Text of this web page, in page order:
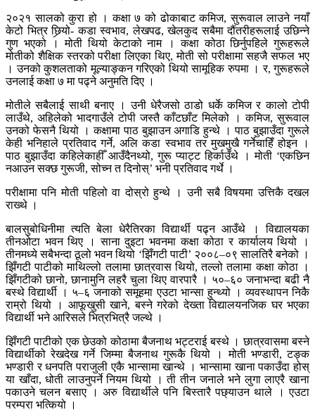
२०२१ सालको कुरा हो । कक्षा ७ को ढोकाबाट कमिज, सुरूवाल लाउने नयाँ
केटो भित्र छिर्‍यो- कडा स्वभाव, लेखपढ, खेलकुद सबैमा दौंतरीहरूलाई उछिन्ने
गुण भएको । मोती थियो केटाको नाम । कक्षा कोठा छिर्नुपहिले गुरूहरूले
मोतीको शैक्षिक स्तरको परीक्षा लिएका थिए, मोती सो परीक्षामा सहजै सफल भए
। उनको कुशलताको मूल्याङ्कन गरिएको थियो सामूहिक रुपमा । र, गुरूहरूले
उनलाई कक्षा ७ मा पढ्ने अनुमति दिए ।
मोतीले सबैलाई साथी बनाए । उनी धेरैजसो ठाडो धर्के कमिज र कालो टोपी
लाउँथे, अहिलेको भादगाउँले टोपी जस्तै काँटछाँट मिलेको । कमिज, सुरूवाल
उनको फेसनै थियो । कक्षामा पाठ बुझाउन अगाडि हुन्थे । पाठ बुझाउँदा गुरूले
केही भनिहाले प्रतिवाद गर्ने, अलि कडा स्वभाव तर मुखमुखै गर्नेचाहिँ होइन ।
पाठ बुझाउँदा कहिलेकाहीँ आउँदैनथ्यो, गुरू प्याट्ट हिर्काउँथे । मोती ‘एकछिन
नआउन सक्छ गुरूजी, सोच्न त दिनोस्’ भनी प्रतिवाद गर्थे ।
परीक्षामा पनि मोती पहिलो वा दोस्रो हुन्थे । उनी सबै विषयमा उत्तिकै दखल
राख्थे ।
बालसुबोधिनीमा त्यति बेला धेरैतिरका विद्यार्थी पढ्न आउँथे । विद्यालयका
तीनओटा भवन थिए । साना दुइटा भवनमा कक्षा कोठा र कार्यालय थियो ।
तीनमध्ये सबैभन्दा ठूलो भवन थियो ‘झिँगटी पाटी’ २००८–०९ सालतिरै बनेको ।
झिँगटी पाटीको माथिल्लो तलामा छात्रवास थियो, तल्लो तलामा कक्षा कोठा ।
झिँगटीको छानो, छानामुनि लहरै चुला थिए वारपारै । ५०–६० जनाभन्दा बढी नै
बस्थे विद्यार्थी । ५–६ जनाको समूहमा एउटा भान्सा हुन्थ्यो । व्यवस्थापन निकै
राम्रो थियो । आफूखुसी खाने, बस्ने गरेको देख्ता विद्यालयनजिक घर भएका
विद्यार्थी भने आरिसले भित्रभित्रै जल्थे ।
झिँगटी पाटीको एक छेउको कोठामा बैजनाथ भट्टराई बस्थे । छात्रवासमा बस्ने
विद्यार्थीको रेखदेख गर्ने जिम्मा बैजनाथ गुरूकै थियो । मोती भण्डारी, टङ्क
भण्डारी र धनपति पराजुली एकै भान्सामा खान्थे । भान्सामा खाना पकाउँदा होस्
या खाँदा, धोती लाउनुपर्ने नियम थियो । ती तीन जनाले भने लुगा लाएरै खाना
पकाउने चलन बसाए । अरु विद्यार्थीले पनि बिस्तारै पछ्याउन थाले । एउटा
परम्परा भत्कियो ।